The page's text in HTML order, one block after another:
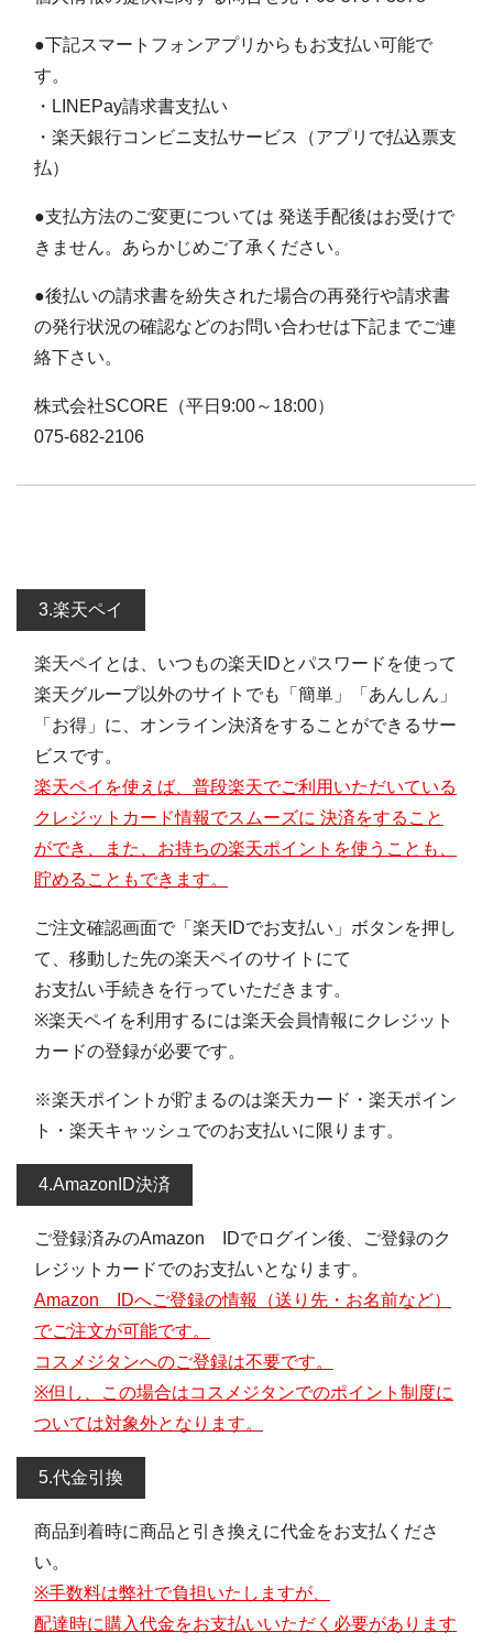
●下記スマートフォンアプリからもお支払い可能で
す。
・LINEPay請求書支払い
・楽天銀行コンビニ支払サービス（アプリで払込票支
払）
●支払方法のご変更については 発送手配後はお受けで
きません。あらかじめご了承ください。
●後払いの請求書を紛失された場合の再発行や請求書
の発行状況の確認などのお問い合わせは下記までご連
絡下さい。
株式会社SCORE（平日9:00～18:00）
075-682-2106
3.楽天ペイ
楽天ペイとは、いつもの楽天IDとパスワードを使って
楽天グループ以外のサイトでも「簡単」「あんしん」
「お得」に、オンライン決済をすることができるサー
ビスです。
楽天ペイを使えば、普段楽天でご利用いただいている
クレジットカード情報でスムーズに 決済をすること
ができ、また、お持ちの楽天ポイントを使うことも、
貯めることもできます。
ご注文確認画面で「楽天IDでお支払い」ボタンを押し
て、移動した先の楽天ペイのサイトにて
お支払い手続きを行っていただきます。
※楽天ペイを利用するには楽天会員情報にクレジット
カードの登録が必要です。
※楽天ポイントが貯まるのは楽天カード・楽天ポイン
ト・楽天キャッシュでのお支払いに限ります。
4.AmazonID決済
ご登録済みのAmazon IDでログイン後、ご登録のク
レジットカードでのお支払いとなります。
Amazon IDへご登録の情報（送り先・お名前など）
でご注文が可能です。
コスメジタンへのご登録は不要です。
※但し、この場合はコスメジタンでのポイント制度に
ついては対象外となります。
5.代金引換
商品到着時に商品と引き換えに代金をお支払くださ
い。
※手数料は弊社で負担いたしますが、
配達時に購入代金をお支払いいただく必要があります